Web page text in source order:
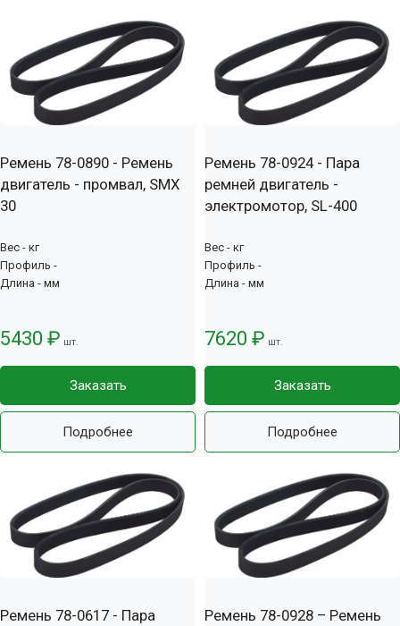
Ремень 78-0890 - Ремень
двигатель - промвал, SMX
30
Вес - кг
Профиль -
Длина - мм
5430 ₽ шт.
Заказать
Подробнее
Ремень 78-0924 - Пара
ремней двигатель -
электромотор, SL-400
Вес - кг
Профиль -
Длина - мм
7620 ₽ шт.
Заказать
Подробнее
Ремень 78-0617 - Пара
Ремень 78-0928 – Ремень